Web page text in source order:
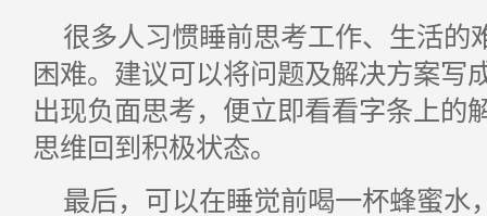
很多人习惯睡前思考工作、生活的
困难。建议可以将问题及解决方案写
出现负面思考，便立即看看字条上的
思维回到积极状态。
最后，可以在睡觉前喝一杯蜂蜜水